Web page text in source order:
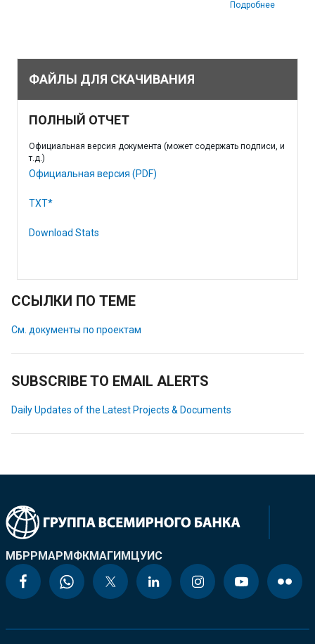
Подробнее
ФАЙЛЫ ДЛЯ СКАЧИВАНИЯ
ПОЛНЫЙ ОТЧЕТ
Официальная версия документа (может содержать подписи, и
т.д.)
Официальная версия (PDF)
TXT*
Download Stats
ССЫЛКИ ПО ТЕМЕ
См. документы по проектам
SUBSCRIBE TO EMAIL ALERTS
Daily Updates of the Latest Projects & Documents
МБРРМАРМФКМАГИМЦУИС